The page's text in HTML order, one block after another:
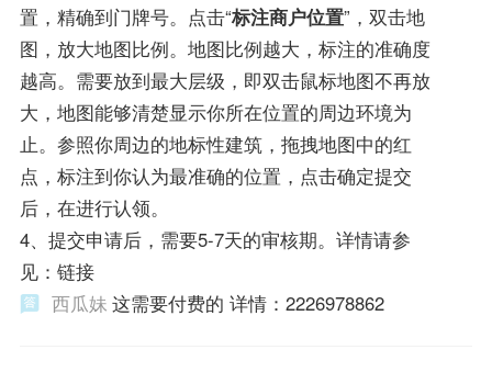
置，精确到门牌号。点击“标注商户位置”，双击地
图，放大地图比例。地图比例越大，标注的准确度
越高。需要放到最大层级，即双击鼠标地图不再放
大，地图能够清楚显示你所在位置的周边环境为
止。参照你周边的地标性建筑，拖拽地图中的红
点，标注到你认为最准确的位置，点击确定提交
后，在进行认领。
4、提交申请后，需要5-7天的审核期。详情请参
见：链接
西瓜妹 这需要付费的 详情：2226978862